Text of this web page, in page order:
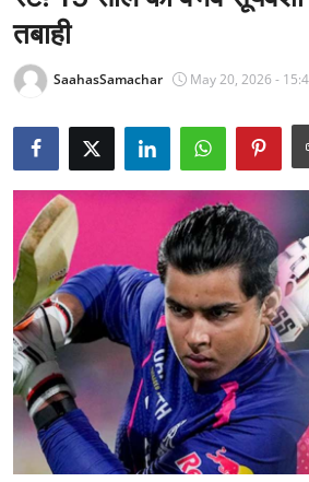
राजनीति
खेल
Epaper
धर्म
लाइफस्टाइल
टेक
तबाही
SaahasSamachar May 20, 2026 -